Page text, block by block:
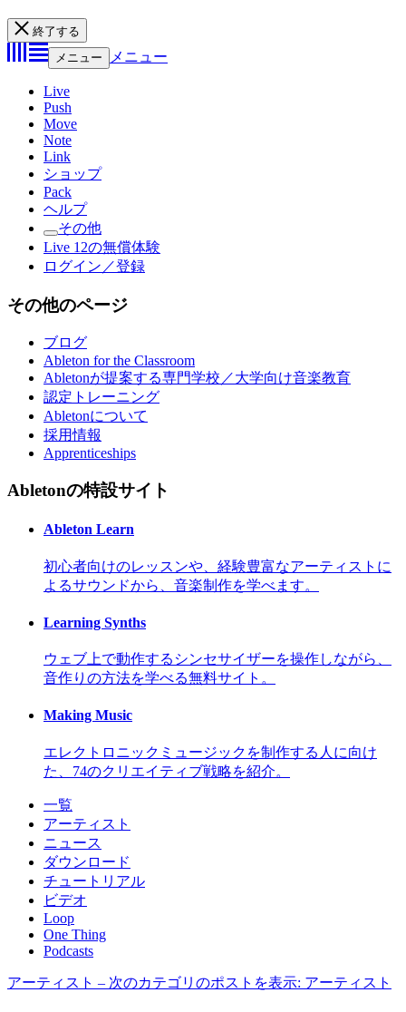
終了する
メニュー
メニュー
Live
Push
Move
Note
Link
ショップ
Pack
ヘルプ
その他
Live 12の無償体験
ログイン／登録
その他のページ
ブログ
Ableton for the Classroom
Abletonが提案する専門学校／大学向け音楽教育
認定トレーニング
Abletonについて
採用情報
Apprenticeships
Abletonの特設サイト
Ableton Learn
初心者向けのレッスンや、経験豊富なアーティストに
よるサウンドから、音楽制作を学べます。
Learning Synths
ウェブ上で動作するシンセサイザーを操作しながら、
音作りの方法を学べる無料サイト。
Making Music
エレクトロニックミュージックを制作する人に向け
た、74のクリエイティブ戦略を紹介。
一覧
アーティスト
ニュース
ダウンロード
チュートリアル
ビデオ
Loop
One Thing
Podcasts
アーティスト – 次のカテゴリのポストを表示: アーティスト